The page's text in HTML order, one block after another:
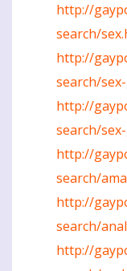
http://
search/
http://
search/
http://
search/
http://
search/
http://
search/
http://